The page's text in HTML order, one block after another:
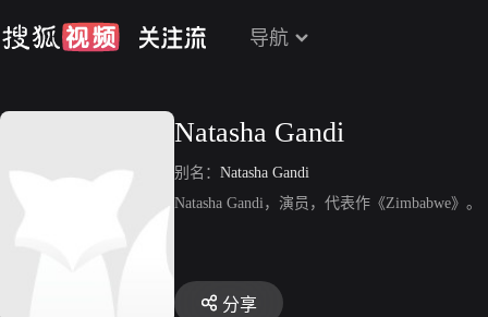
导航
Natasha Gandi
别名： Natasha Gandi
Natasha Gandi，演员，代表作《Zimbabwe》。
分享